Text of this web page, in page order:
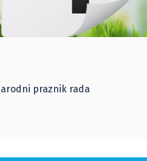
praznik rada